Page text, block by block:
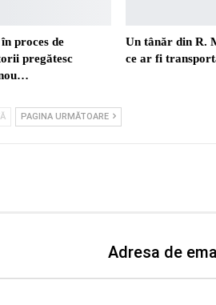
proces de
pregătesc
Un tânăr din R.
ce ar fi
PAGINA URMĂTOARE
Adresa de